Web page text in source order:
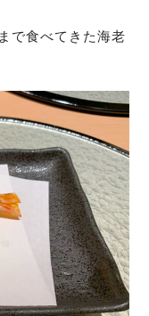
で食べてきた海老